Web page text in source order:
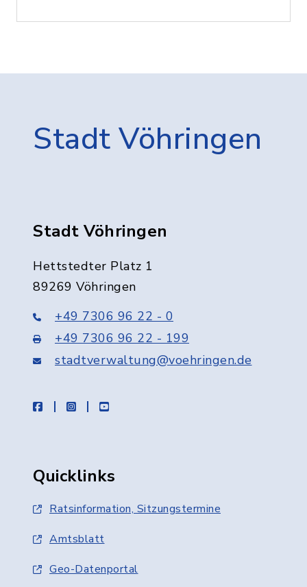
Stadt Vöhringen
Stadt Vöhringen
Hettstedter Platz 1
89269 Vöhringen
+49 7306 96 22 - 0
+49 7306 96 22 - 199
stadtverwaltung@voehringen.de
facebookinstagramyoutube
Quicklinks
Ratsinformation, Sitzungstermine
Amtsblatt
Geo-Datenportal